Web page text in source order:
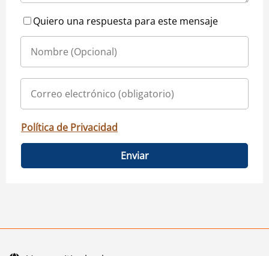
Quiero una respuesta para este mensaje
Política de Privacidad
Enviar